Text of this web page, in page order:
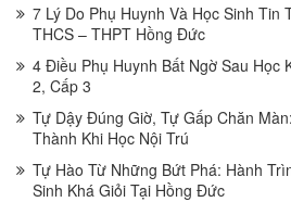
7 Lý Do Phụ Huynh Và Học Sinh Tin
THCS – THPT Hồng Đức
4 Điều Phụ Huynh Bất Ngờ Sau Học
2, Cấp 3
Tự Dậy Đúng Giờ, Tự Gấp Chăn
Thành Khi Học Nội Trú
Tự Hào Từ Những Bứt Phá: Hành
Sinh Khá Giỏi Tại Hồng Đức